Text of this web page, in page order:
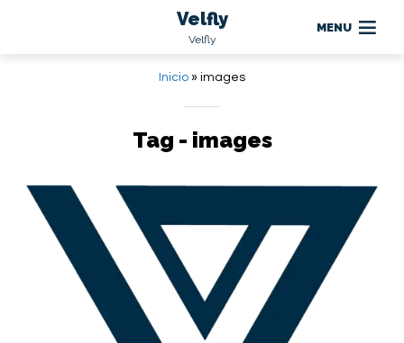
Velfly
Velfly
MENU
Inicio » images
Tag - images